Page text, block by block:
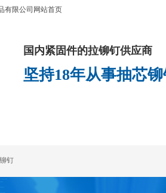
有限公司网站首页
国内紧固件的拉铆钉供应商
坚持18年从事抽芯
钉